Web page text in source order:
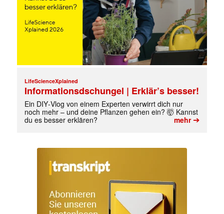
Mit dem |transkript-Newsletter
jede Woche aktuell informiert.
E-
LifeScienceXplained
Informationsdschungel | Erklär’s besser!
Ein DIY‑Vlog von einem Experten verwirrt dich nur
noch mehr – und deine Pflanzen gehen ein? 🤯 Kannst
du es besser erklären?
mehr➔